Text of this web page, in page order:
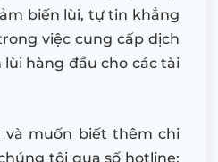
biến lùi, tự tin khẳng
việc cung cấp dịch
hàng đầu cho các tài
và muốn biết thêm chi
tôi qua số hotline: